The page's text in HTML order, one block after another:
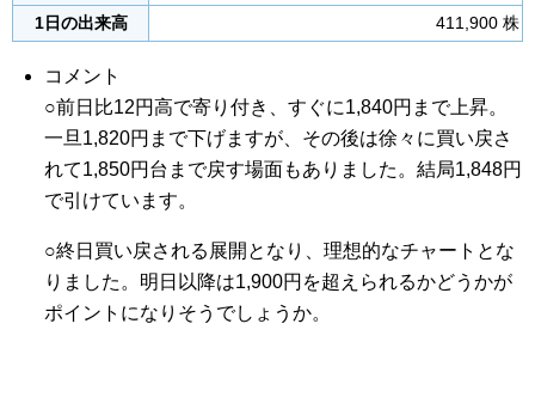
1日の出来高 411,900 株
コメント
○前日比12円高で寄り付き、すぐに1,840円まで上昇。
一旦1,820円まで下げますが、その後は徐々に買い戻さ
れて1,850円台まで戻す場面もありました。結局1,848円
で引けています。
○終日買い戻される展開となり、理想的なチャートとな
りました。明日以降は1,900円を超えられるかどうかが
ポイントになりそうでしょうか。